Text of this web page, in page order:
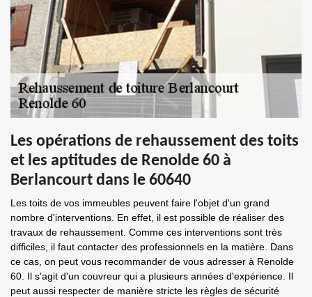
Les opérations de rehaussement des toits
et les aptitudes de Renolde 60 à
Berlancourt dans le 60640
Les toits de vos immeubles peuvent faire l'objet d'un grand
nombre d'interventions. En effet, il est possible de réaliser des
travaux de rehaussement. Comme ces interventions sont très
difficiles, il faut contacter des professionnels en la matière. Dans
ce cas, on peut vous recommander de vous adresser à Renolde
60. Il s'agit d'un couvreur qui a plusieurs années d'expérience. Il
peut aussi respecter de manière stricte les règles de sécurité